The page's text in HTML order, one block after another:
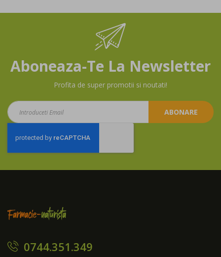
Aboneaza-Te La Newsletter
Profita de super promotii si noutati!
Aboneaza-
te
newsletter:
ABONARE
0744.351.349